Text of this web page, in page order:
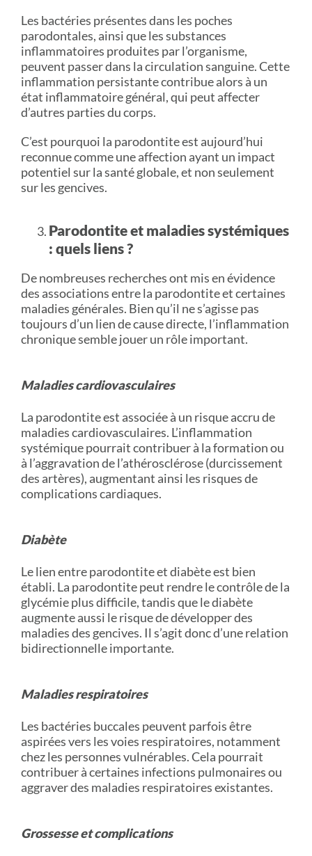
Les bactéries présentes dans les poches
parodontales, ainsi que les substances
inflammatoires produites par l’organisme,
peuvent passer dans la circulation sanguine. Cette
inflammation persistante contribue alors à un
état inflammatoire général, qui peut affecter
d’autres parties du corps.
C’est pourquoi la parodontite est aujourd’hui
reconnue comme une affection ayant un impact
potentiel sur la santé globale, et non seulement
sur les gencives.
Parodontite et maladies systémiques
: quels liens ?
De nombreuses recherches ont mis en évidence
des associations entre la parodontite et certaines
maladies générales. Bien qu’il ne s’agisse pas
toujours d’un lien de cause directe, l’inflammation
chronique semble jouer un rôle important.
Maladies cardiovasculaires
La parodontite est associée à un risque accru de
maladies cardiovasculaires. L’inflammation
systémique pourrait contribuer à la formation ou
à l’aggravation de l’athérosclérose (durcissement
des artères), augmentant ainsi les risques de
complications cardiaques.
Diabète
Le lien entre parodontite et diabète est bien
établi. La parodontite peut rendre le contrôle de la
glycémie plus difficile, tandis que le diabète
augmente aussi le risque de développer des
maladies des gencives. Il s’agit donc d’une relation
bidirectionnelle importante.
Maladies respiratoires
Les bactéries buccales peuvent parfois être
aspirées vers les voies respiratoires, notamment
chez les personnes vulnérables. Cela pourrait
contribuer à certaines infections pulmonaires ou
aggraver des maladies respiratoires existantes.
Grossesse et complications